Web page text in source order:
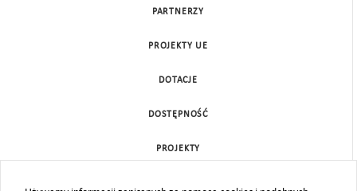
PARTNERZY
PROJEKTY UE
DOTACJE
DOSTĘPNOŚĆ
PROJEKTY